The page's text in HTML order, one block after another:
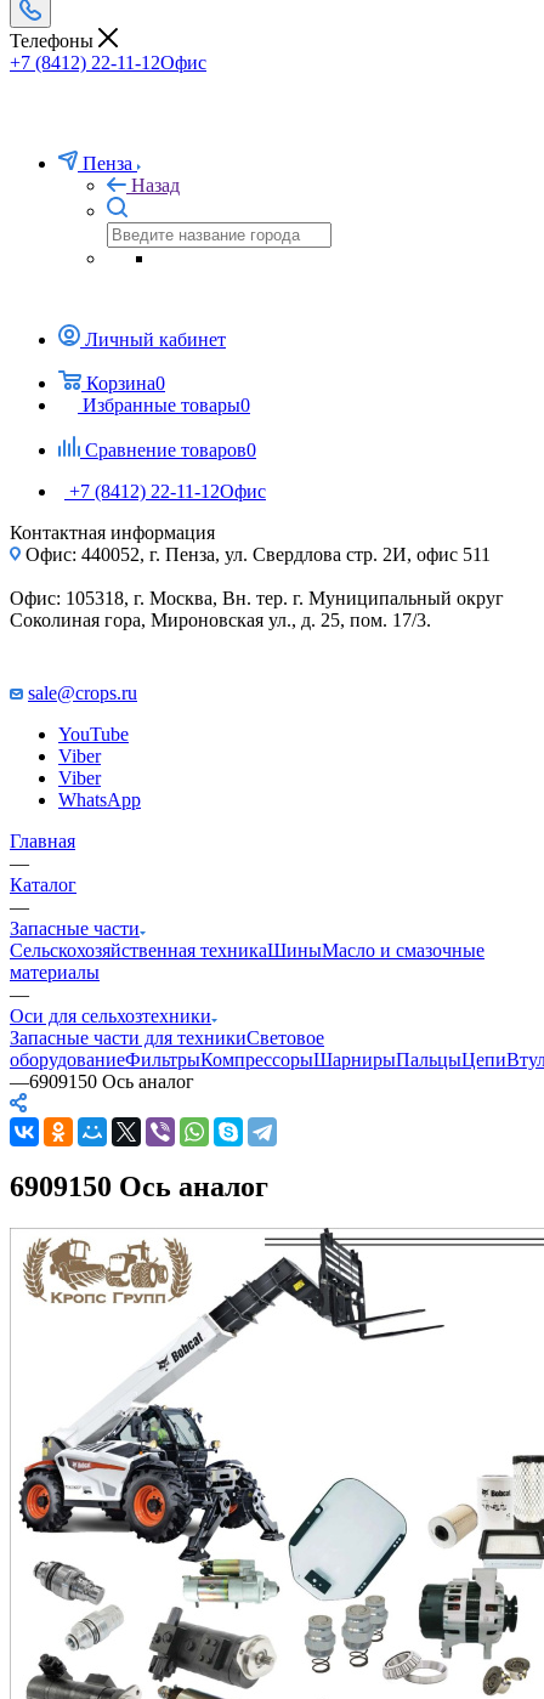
Телефоны
+7 (8412) 22-11-12Офис
Пенза
Назад
Личный кабинет
Корзина0
Избранные товары0
Сравнение товаров0
+7 (8412) 22-11-12Офис
Контактная информация
Офис: 440052, г. Пенза, ул. Свердлова стр. 2И, офис 511
Офис: 105318, г. Москва, Вн. тер. г. Муниципальный округ
Соколиная гора, Мироновская ул., д. 25, пом. 17/3.
sale@crops.ru
YouTube
Viber
Viber
WhatsApp
Главная
—
Каталог
—
Запасные части
Сельскохозяйственная техникаШиныМасло и смазочные
материалы
—
Оси для сельхозтехники
Запасные части для техникиСветовое
оборудованиеФильтрыКомпрессорыШарнирыПальцыЦепи
—6909150 Ось аналог
6909150 Ось аналог